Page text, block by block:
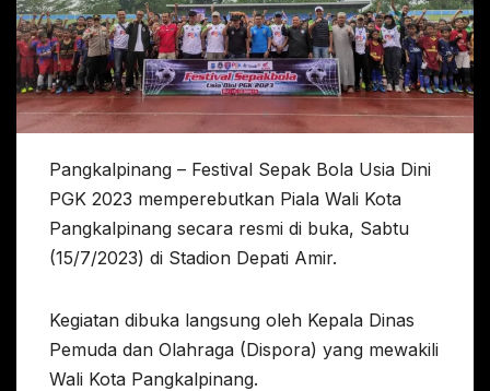
Pangkalpinang – Festival Sepak Bola Usia Dini
PGK 2023 memperebutkan Piala Wali Kota
Pangkalpinang secara resmi di buka, Sabtu
(15/7/2023) di Stadion Depati Amir.
Kegiatan dibuka langsung oleh Kepala Dinas
Pemuda dan Olahraga (Dispora) yang mewakili
Wali Kota Pangkalpinang.